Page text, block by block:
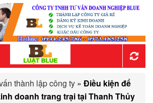
thành lập công ty » Điều kiện để
doanh trang trại tại Thanh Thủy